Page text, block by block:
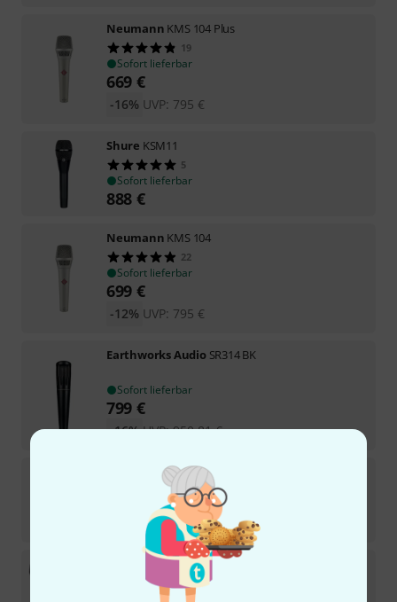
Neumann KMS 104 Plus
19
Sofort lieferbar
669 €
UVP: 795 €
-16%
Shure KSM11
5
Sofort lieferbar
888 €
Neumann KMS 104
22
Sofort lieferbar
699 €
UVP: 795 €
-12%
Earthworks Audio SR314 BK
Sofort lieferbar
799 €
UVP:950,81 €
-16%
NeumannKMS 105 BK B-Stock
30
Sofort lieferbar
NeumannKMS 105 BK Elegance Bundle
1
In 13–17 Wochen lieferbar